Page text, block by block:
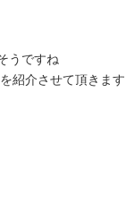
うですね
紹介させて頂きます